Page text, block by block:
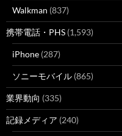
Walkman (837)
携帯電話・PHS (1,593)
iPhone (287)
ソニーモバイル (865)
業界動向 (335)
記録メディア (240)